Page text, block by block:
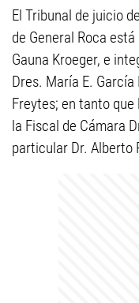
El Tribunal de juicio
de General Roca
Gauna Kroeger, e
Dres. María E.
Freytes; en tanto
la Fiscal de Cámara
particular Dr. Alberto